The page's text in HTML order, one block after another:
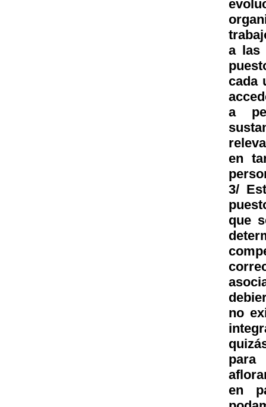
a las
cada
a
en
3/
que
no
para
en